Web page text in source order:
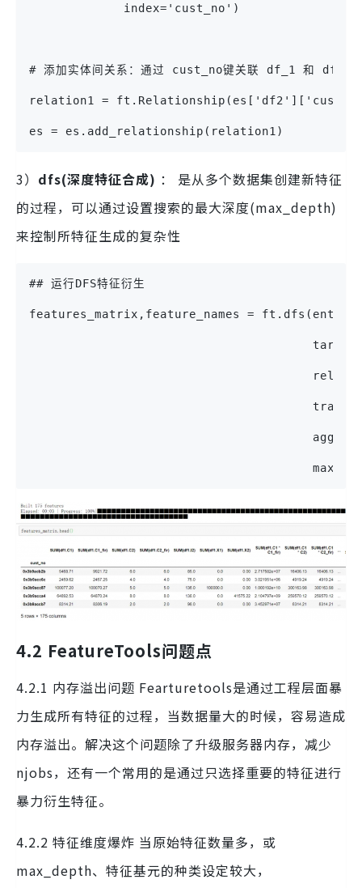
             index='cust_no')
# 添加实体间关系：通过 cust_no键关联 df_1 和 df 2
relation1 =
es = es.add_relationship(relation1)
3） dfs(深度特征合成) ： 是从多个数据集创建新特征
的过程，可以通过设置搜索的最大深度(max_depth)
来控制所特征生成的复杂性
## 运行DFS特征衍生
features_matrix,feature_names =
4.2 FeatureTools问题点
4.2.1 内存溢出问题 Fearturetools是通过工程层面暴
力生成所有特征的过程，当数据量大的时候，容易造成
内存溢出。解决这个问题除了升级服务器内存，减少
njobs，还有一个常用的是通过只选择重要的特征进行
暴力衍生特征。
4.2.2 特征维度爆炸 当原始特征数量多，或
max_depth、特征基元的种类设定较大，